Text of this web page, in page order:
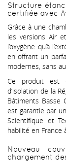
Structure
certifiée avec
Grâce à une
les versions Air
l’oxygène qu’à
en offrant un
modernes, sans
Ce produit est
d’isolation de la
Bâtiments Basse
est garantie par
Scientifique et
habilité en France
Nouveau
chargement